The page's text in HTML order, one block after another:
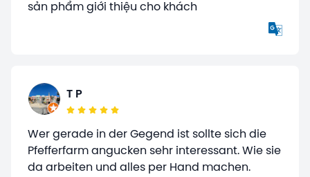
sản phẩm giới thiệu cho khách
T P
Wer gerade in der Gegend ist sollte sich die
Pfefferfarm angucken sehr interessant. Wie sie
da arbeiten und alles per Hand machen.